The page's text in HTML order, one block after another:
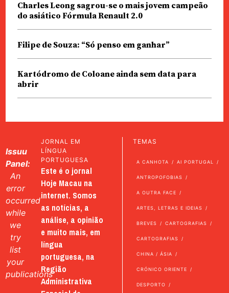
Charles Leong sagrou-se o mais jovem campeão
do asiático Fórmula Renault 2.0
Filipe de Souza: “Só penso em ganhar”
Kartódromo de Coloane ainda sem data para
abrir
Issuu
Panel:
An
error
occurred
while
we
try
list
your
publications
JORNAL EM
LÍNGUA
PORTUGUESA
Este é o jornal
Hoje Macau na
internet. Somos
as notícias, a
análise, a opinião
e muito mais, em
língua
portuguesa, na
Região
Administrativa
TEMAS
A CANHOTA AI PORTUGAL
ANTROPOFOBIAS
A OUTRA FACE
ARTES, LETRAS E IDEIAS
BREVES CARTOGRAFIAS
CARTOGRAFIAS
CHINA / ÁSIA
CRÓNICO ORIENTE
DESPORTO